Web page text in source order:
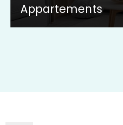
Appartements